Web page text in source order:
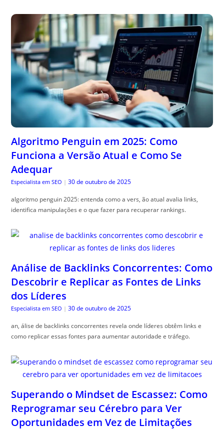
Algoritmo Penguin em 2025: Como
Funciona a Versão Atual e Como Se
Adequar
Especialista em SEO | 30 de outubro de 2025
algoritmo penguin 2025: entenda como a vers, ão atual avalia links,
identifica manipulações e o que fazer para recuperar rankings.
Análise de Backlinks Concorrentes: Como
Descobrir e Replicar as Fontes de Links
dos Líderes
Especialista em SEO | 30 de outubro de 2025
an, álise de backlinks concorrentes revela onde líderes obtêm links e
como replicar essas fontes para aumentar autoridade e tráfego.
Superando o Mindset de Escassez: Como
Reprogramar seu Cérebro para Ver
Oportunidades em Vez de Limitações